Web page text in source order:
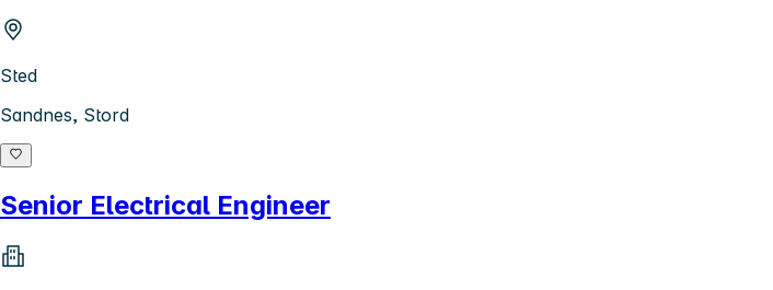
Sted
Sandnes, Stord
Senior Electrical Engineer